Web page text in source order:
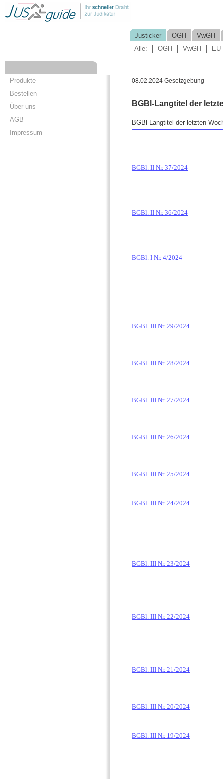
Justicker OGH
VwGH
Alle:
OGH VwGH EU
Produkte
Bestellen
Über uns
AGB
Impressum
08.02.2024 Gesetzgebung
BGBl-Langtitel der
BGBl-Langtitel der letzten
BGBl. II Nr. 37/2024
BGBl. II Nr. 36/2024
BGBl. I Nr. 4/2024
BGBl. III Nr. 29/2024
BGBl. III Nr. 28/2024
BGBl. III Nr. 27/2024
BGBl. III Nr. 26/2024
BGBl. III Nr. 25/2024
BGBl. III Nr. 24/2024
BGBl. III Nr. 23/2024
BGBl. III Nr. 22/2024
BGBl. III Nr. 21/2024
BGBl. III Nr. 20/2024
BGBl. III Nr. 19/2024